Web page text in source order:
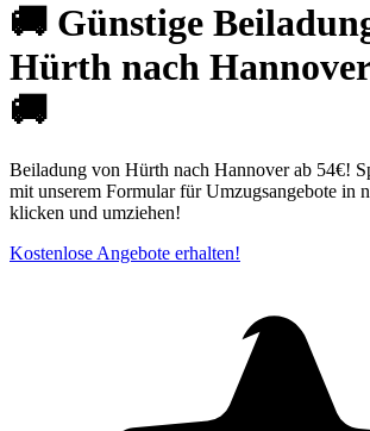
🚚 Günstige
Hürth nach
🚚
Beiladung von Hürth nach Hannover ab 54€!
mit unserem Formular für Umzugsangebote in
klicken und umziehen!
Kostenlose Angebote erhalten!